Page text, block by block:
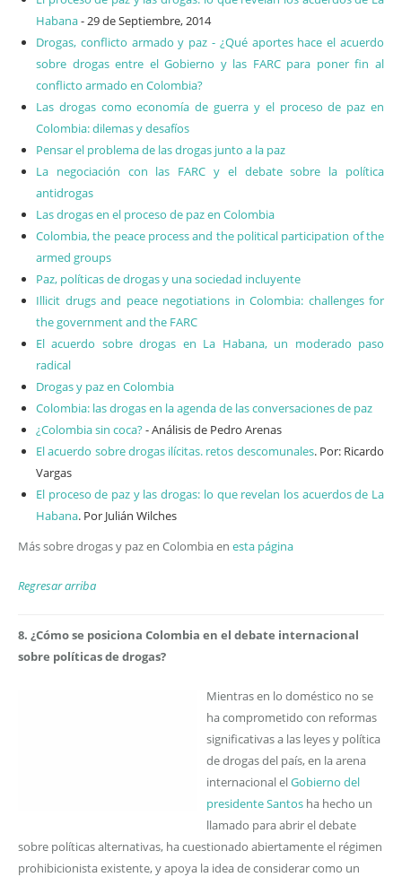
Habana- 29 de Septiembre, 2014
Drogas, conflicto armado y paz - ¿Qué aportes hace el acuerdo
sobre drogas entre el Gobierno y las FARC para poner fin al
conflicto armado en Colombia?
Las drogas como economía de guerra y el proceso de paz en
Colombia: dilemas y desafíos
Pensar el problema de las drogas junto a la paz
La negociación con las FARC y el debate sobre la política
antidrogas
Las drogas en el proceso de paz en Colombia
Colombia, the peace process and the political participation of the
armed groups
Paz, políticas de drogas y una sociedad incluyente
Illicit drugs and peace negotiations in Colombia: challenges for
the government and the FARC
El acuerdo sobre drogas en La Habana, un moderado paso
radical
Drogas y paz en Colombia
Colombia: las drogas en la agenda de las conversaciones de paz
¿Colombia sin coca?- Análisis de Pedro Arenas
El acuerdo sobre drogas ilícitas. retos descomunales. Por: Ricardo
Vargas
El proceso de paz y las drogas: lo que revelan los acuerdos de La
Habana. Por Julián Wilches
Más sobre drogas y paz en Colombia en esta página
Regresar arriba
8. ¿Cómo se posiciona Colombia en el debate internacional
sobre políticas de drogas?
Mientras en lo doméstico no se
ha comprometido con reformas
significativas a las leyes y política
de drogas del país, en la arena
internacional elGobierno del
presidente Santos ha hecho un
llamado para abrir el debate
sobre políticas alternativas, ha cuestionado abiertamente el régimen
prohibicionista existente, y apoya la idea de considerar como un